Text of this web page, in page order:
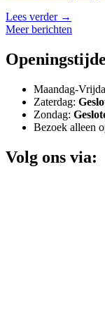
Lees verder →
Meer berichten
Maandag-
Zaterdag:
Zondag:
Bezoek alleen
Volg ons via: